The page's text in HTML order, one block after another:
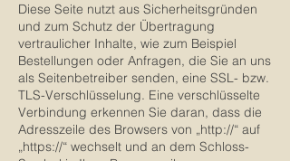
Diese Seite nutzt aus Sicherheitsgründen
und zum Schutz der Übertragung
vertraulicher Inhalte, wie zum Beispiel
Bestellungen oder Anfragen, die Sie an uns
als Seitenbetreiber senden, eine SSL- bzw.
TLS-Verschlüsselung. Eine verschlüsselte
Verbindung erkennen Sie daran, dass die
Adresszeile des Browsers von „http://“ auf
„https://“ wechselt und an dem Schloss-